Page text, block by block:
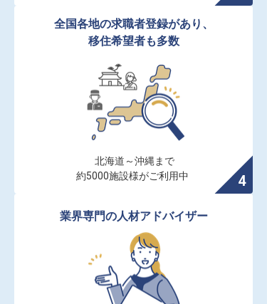
全国各地の求職者登録があり、
移住希望者も多数
北海道～沖縄まで
約5000施設様がご利用中
業界専門の人材アドバイザー